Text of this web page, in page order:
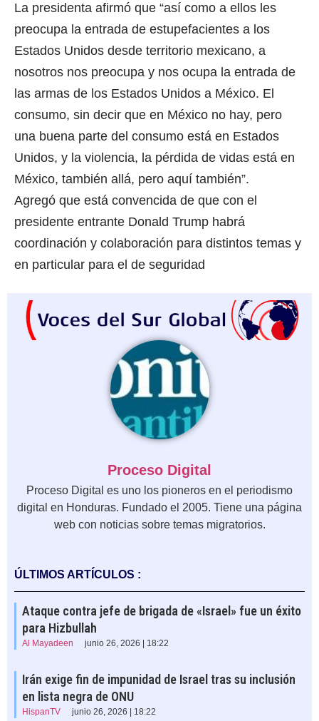
La presidenta afirmó que “así como a ellos les
preocupa la entrada de estupefacientes a los
Estados Unidos desde territorio mexicano, a
nosotros nos preocupa y nos ocupa la entrada de
las armas de los Estados Unidos a México. El
consumo, sin decir que en México no hay, pero
una buena parte del consumo está en Estados
Unidos, y la violencia, la pérdida de vidas está en
México, también allá, pero aquí también”.
Agregó que está convencida de que con el
presidente entrante Donald Trump habrá
coordinación y colaboración para distintos temas y
en particular para el de seguridad
Proceso Digital
Proceso Digital es uno los pioneros en el periodismo
digital en Honduras. Fundado el 2005. Tiene una página
web con noticias sobre temas migratorios.
ÚLTIMOS ARTÍCULOS :
Ataque contra jefe de brigada de «Israel» fue un éxito
para Hizbullah
Al Mayadeen junio 26, 2026 | 18:22
Irán exige fin de impunidad de Israel tras su inclusión
en lista negra de ONU
HispanTV junio 26, 2026 | 18:22